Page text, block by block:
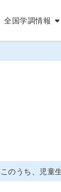
全国学調情報
うち、児童